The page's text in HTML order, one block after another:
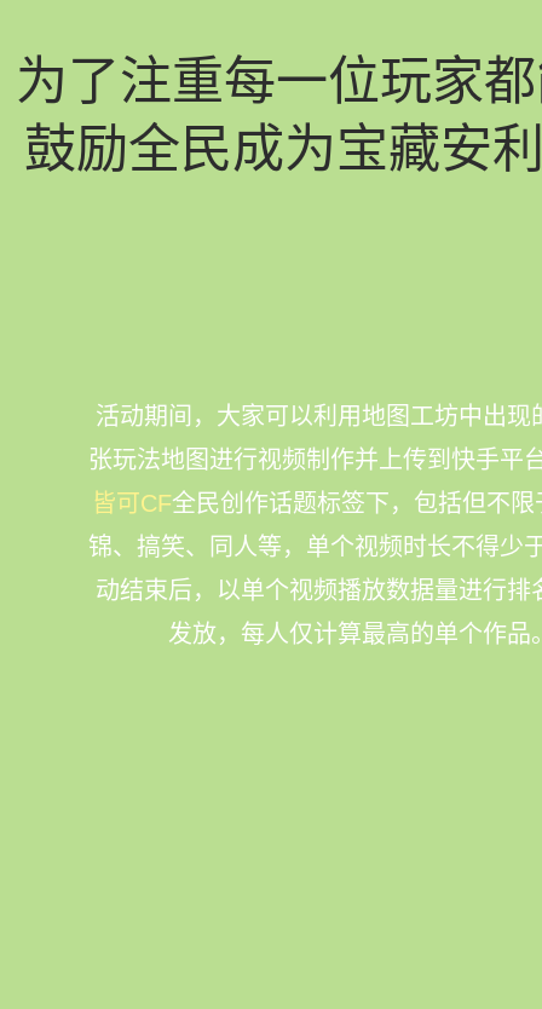
为了注重每一位玩家
鼓励全民成为宝藏安
活动期间，大家可以利用地图工坊中出现
张玩法地图进行视频制作并上传到快手平
皆可CF全民创作话题标签下，包括但不限
锦、搞笑、同人等，单个视频时长不得少
动结束后，以单个视频播放数据量进行排
发放，每人仅计算最高的单个作品